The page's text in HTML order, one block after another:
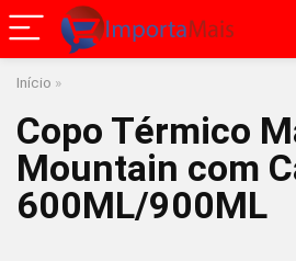
Início »
Copo Térmico
Mountain com
600ML/900ML